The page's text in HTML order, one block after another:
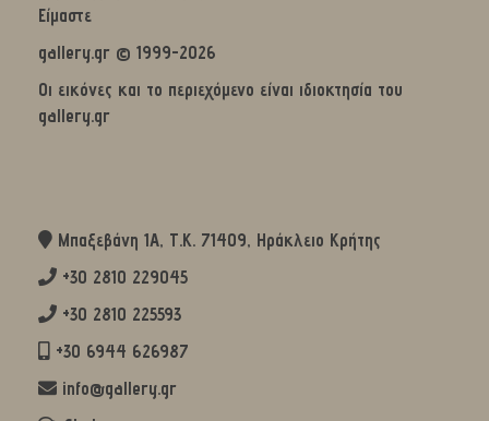
Είμαστε
gallery.gr © 1999-2026
Οι εικόνες και το περιεχόμενο είναι ιδιοκτησία του
gallery.gr
Μπαξεβάνη 1Α, Τ.Κ. 71409, Ηράκλειο Κρήτης
+30 2810 229045
+30 2810 225593
+30 6944 626987
info@gallery.gr